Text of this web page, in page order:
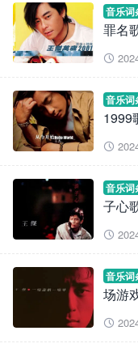
音乐词
罪名

音乐词
1999

音乐词
子心

音乐词
场游
